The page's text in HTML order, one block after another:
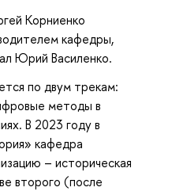
Корниенко
кафедры,
Юрий Василенко.
по двум трекам:
методы в
В 2023 году в
кафедра
– историческая
второго (после